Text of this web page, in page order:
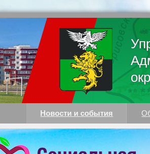
Новости и события